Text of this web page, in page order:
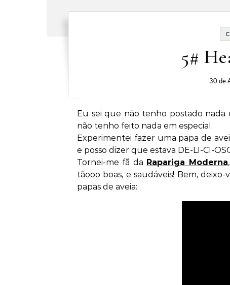
5#
30 de
Eu sei que não tenho postado nada
não tenho feito nada em especial.
Experimentei fazer uma papa de
e posso dizer que estava DE-LI-CI-
Tornei-me fã da Rapariga Moderna
tãooo boas, e saudáveis! Bem,
papas de aveia: